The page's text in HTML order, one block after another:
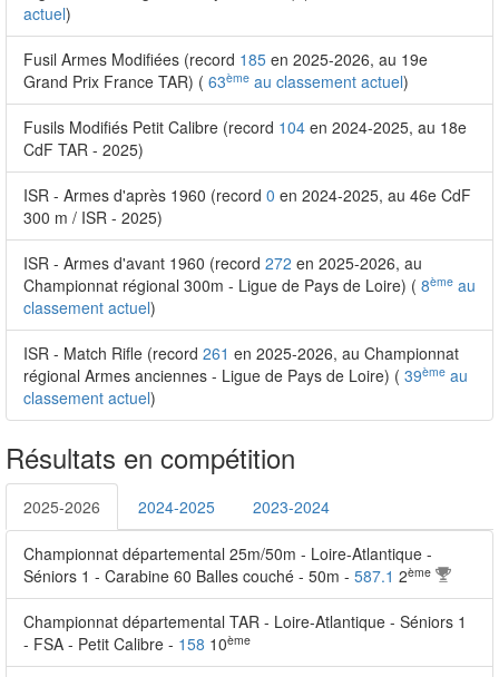
actuel)
Fusil Armes Modifiées (record 185 en 2025-2026, au 19e
Grand Prix France TAR) ( 63ème au classement actuel)
Fusils Modifiés Petit Calibre (record 104 en 2024-2025, au 18e
CdF TAR - 2025)
ISR - Armes d'après 1960 (record 0 en 2024-2025, au 46e CdF
300 m / ISR - 2025)
ISR - Armes d'avant 1960 (record 272 en 2025-2026, au
Championnat régional 300m - Ligue de Pays de Loire) ( 8ème au
classement actuel)
ISR - Match Rifle (record 261 en 2025-2026, au Championnat
régional Armes anciennes - Ligue de Pays de Loire) ( 39ème au
classement actuel)
Résultats en compétition
2025-2026 2024-2025 2023-2024
Championnat départemental 25m/50m - Loire-Atlantique -
Séniors 1 - Carabine 60 Balles couché - 50m - 587.1 2ème
Championnat départemental TAR - Loire-Atlantique - Séniors 1
- FSA - Petit Calibre - 158 10ème